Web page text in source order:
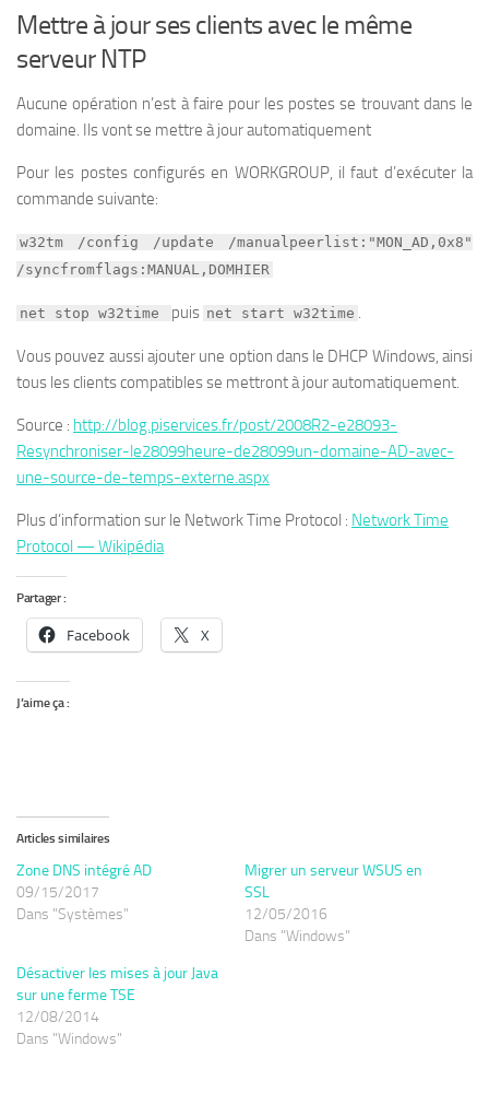
Mettre à jour ses clients avec le même
serveur NTP
Aucune opération n’est à faire pour les postes se trouvant dans le
domaine. Ils vont se mettre à jour automatiquement
Pour les postes configurés en WORKGROUP, il faut d’exécuter la
commande suivante:
w32tm /config /update /manualpeerlist:"MON_AD,0x8"
/syncfromflags:MANUAL,DOMHIER
net stop w32time puis net start w32time .
Vous pouvez aussi ajouter une option dans le DHCP Windows, ainsi
tous les clients compatibles se mettront à jour automatiquement.
Source : http://blog.piservices.fr/post/2008R2-e28093-
Resynchroniser-le28099heure-de28099un-domaine-AD-avec-
une-source-de-temps-externe.aspx
Plus d’information sur le Network Time Protocol : Network Time
Protocol — Wikipédia
Partager :
Facebook X
J’aime ça :
Articles similaires
Zone DNS intégré AD
09/15/2017
Dans "Systèmes"
Migrer un serveur WSUS en
SSL
12/05/2016
Dans "Windows"
Désactiver les mises à jour Java
sur une ferme TSE
12/08/2014
Dans "Windows"